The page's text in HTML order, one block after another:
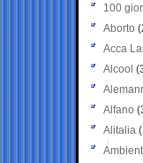
100
Aborto
Acca
Alcool
Alfano
Alitalia